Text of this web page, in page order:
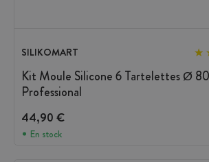
SILIKOMART
Kit Moule Silicone 6 Tartelettes Ø
Professional
44,90 €
En stock